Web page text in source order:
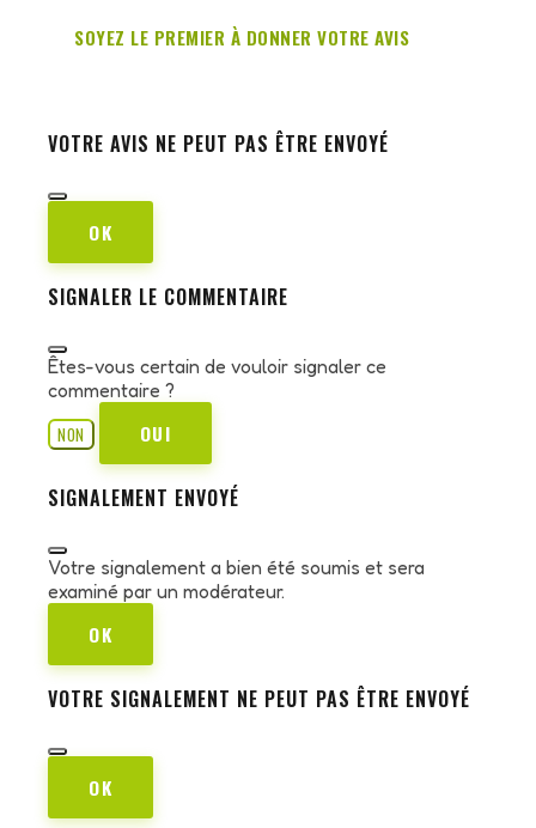
SOYEZ LE PREMIER À DONNER VOTRE AVIS
VOTRE AVIS NE PEUT PAS ÊTRE ENVOYÉ
OK
SIGNALER LE COMMENTAIRE
Êtes-vous certain de vouloir signaler ce
commentaire ?
NON
OUI
SIGNALEMENT ENVOYÉ
Votre signalement a bien été soumis et sera
examiné par un modérateur.
OK
VOTRE SIGNALEMENT NE PEUT PAS ÊTRE ENVOYÉ
OK